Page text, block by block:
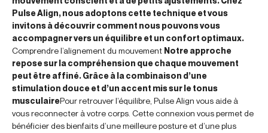
Pulse Align, nous adoptons cette technique et vous
invitons à découvrir comment nous pouvons vous
accompagner vers un équilibre et un confort optimaux.
Comprendre l’alignement du mouvement Notre approche
repose sur la compréhension que chaque mouvement
peut être affiné. Grâce à la combinaison d’une
stimulation douce et d’un accent mis sur le tonus
musculairePour retrouver l’équilibre, Pulse Align vous aide à
vous reconnecter à votre corps. Cette connexion vous permet de
bénéficier des bienfaits d’une meilleure posture et d’une plus